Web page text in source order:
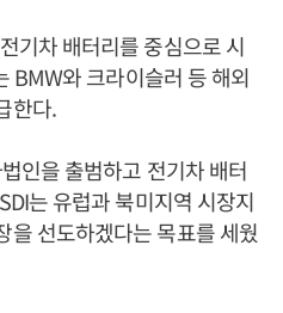
기차 배터리를 중심으로 시
BMW와 크라이슬러 등 해외
한다.
인을 출범하고 전기차 배터
는 유럽과 북미지역 시장지
을 선도하겠다는 목표를 세웠